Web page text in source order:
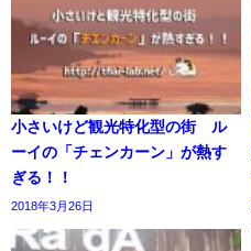
小さいけど観光特化型の街 ル
ーイの「チェンカーン」が熱す
ぎる！！
2018年3月26日